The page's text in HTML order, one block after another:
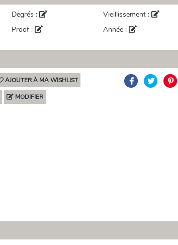
Degrés :
Proof :
Vieillissement :
Année :
AJOUTER À MA WISHLIST
MODIFIER